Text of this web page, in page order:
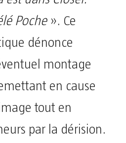
Poche». Ce
dénonce
montage
en cause
tout en
par la dérision.